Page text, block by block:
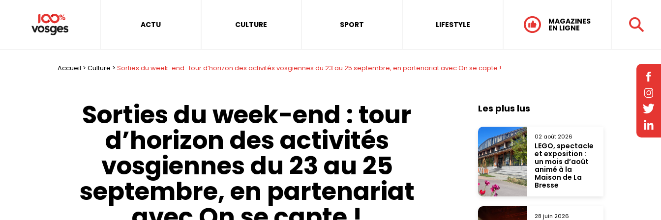
ACTU CULTURE SPORT LIFESTYLE MAGAZINES
EN LIGNE
Accueil > Culture > Sorties du week-end : tour d’horizon des activités vosgiennes du 23 au 25 septembre, en partenariat avec On se capte !
Sorties du week-end : tour
d’horizon des activités
vosgiennes du 23 au 25
septembre, en partenariat
Les plus lus
02 août 2026
LEGO, spectacle
et exposition :
un mois d’août
animé à la
Maison de La
Bresse
28 juin 2026